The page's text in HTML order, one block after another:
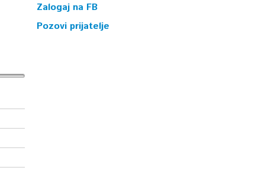
Zalogaj na FB
Pozovi prijatelje